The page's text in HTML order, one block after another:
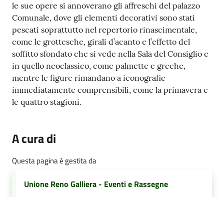
le sue opere si annoverano gli affreschi del palazzo
Comunale, dove gli elementi decorativi sono stati
pescati soprattutto nel repertorio rinascimentale,
come le grottesche, girali d’acanto e l’effetto del
soffitto sfondato che si vede nella Sala del Consiglio e
in quello neoclassico, come palmette e greche,
mentre le figure rimandano a iconografie
immediatamente comprensibili, come la primavera e
le quattro stagioni.
A cura di
Questa pagina è gestita da
Unione Reno Galliera - Eventi e Rassegne